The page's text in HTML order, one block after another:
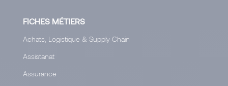
FICHES MÉTIERS
Achats, Logistique & Supply Chain
Assistanat
Assurance